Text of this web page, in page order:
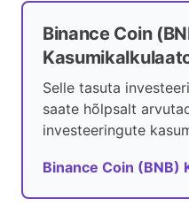
Binance Coin
Selle tasuta
saate hõlpsalt
investeeringute
Binance Coin (BNB)